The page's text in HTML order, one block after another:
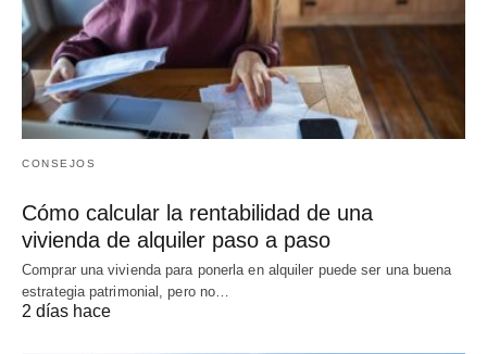
CONSEJOS
Cómo calcular la rentabilidad de una
vivienda de alquiler paso a paso
Comprar una vivienda para ponerla en alquiler puede ser una buena
estrategia patrimonial, pero no…
2 días hace